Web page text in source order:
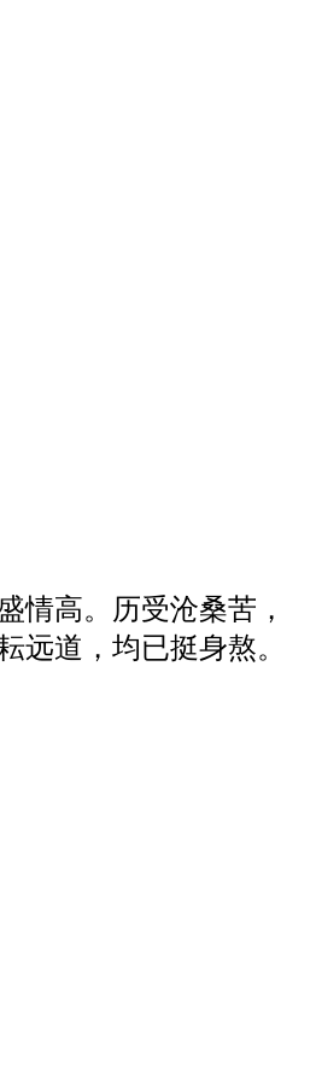
情高。历受沧桑苦，
远道，均已挺身熬。